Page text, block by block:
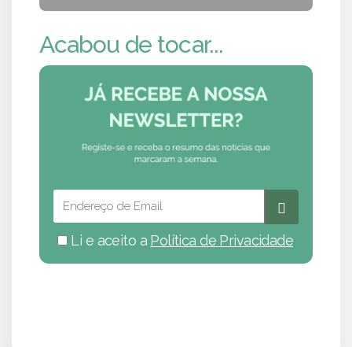
Acabou de tocar...
Li e aceito a Política de Privacidade